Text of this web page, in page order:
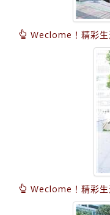
Weclome！精彩
Weclome！精彩